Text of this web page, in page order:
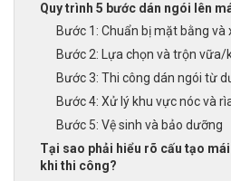
Quy trình 5 bước dán ngói lên
Bước 1: Chuẩn bị mặt bằng
Bước 2: Lựa chọn và trộn
Bước 3: Thi công dán ngói từ
Bước 4: Xử lý khu vực nóc và
Bước 5: Vệ sinh và bảo dưỡng
Tại sao phải hiểu rõ cấu tạo
khi thi công?